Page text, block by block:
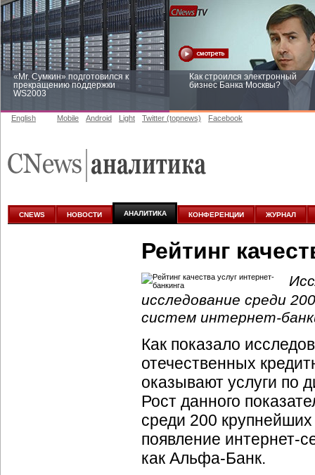
«Mr. Сумкин» подготовился к
прекращению поддержки
WS2003
Как строился электронный
бизнес Банка Москвы?
аналитике
English Mobile Android Light Twitter (topnews) Facebook
CNEWS НОВОСТИ АНАЛИТИКА КОНФЕРЕНЦИИ ЖУРНАЛ
Рейтинг
исследование среди
систем интернет-
Как показало
отечественных
оказывают услуги по
Рост данного
среди 200
появление интернет-
как Альфа-Банк.